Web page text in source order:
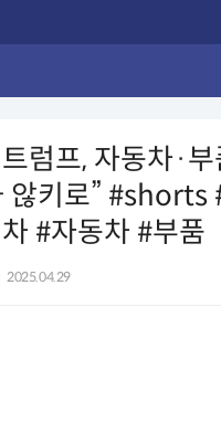
럼프, 자동차·
않키로” #shorts
#자동차 #부품
2025.04.29